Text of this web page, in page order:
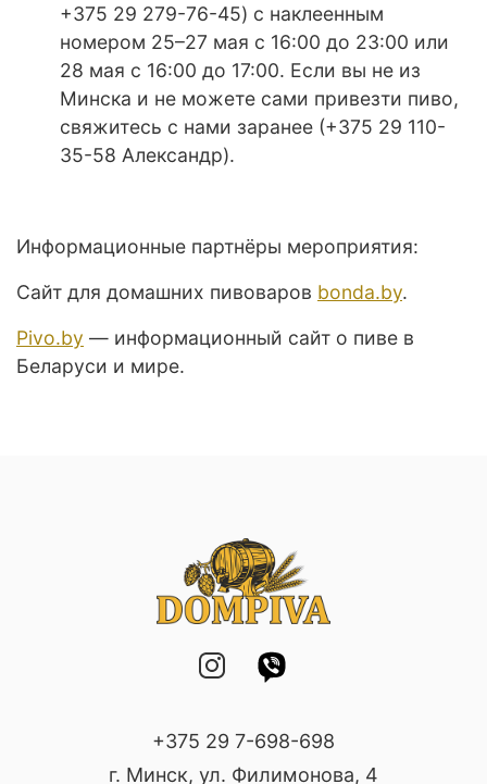
+375 29 279-76-45) с наклеенным
номером 25–27 мая с 16:00 до 23:00 или
28 мая с 16:00 до 17:00. Если вы не из
Минска и не можете сами привезти пиво,
свяжитесь с нами заранее (+375 29 110-
35-58 Александр).
Информационные партнёры мероприятия:
Сайт для домашних пивоваров bonda.by.
Pivo.by — информационный сайт о пиве в
Беларуси и мире.
+375 29 7-698-698
г. Минск, ул. Филимонова, 4